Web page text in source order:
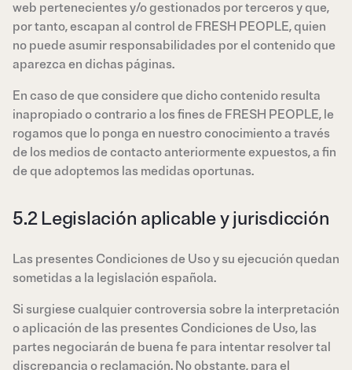
web pertenecientes y/o gestionados por terceros y que,
por tanto, escapan al control de FRESH PEOPLE, quien
no puede asumir responsabilidades por el contenido que
aparezca en dichas páginas.
En caso de que considere que dicho contenido resulta
inapropiado o contrario a los fines de FRESH PEOPLE, le
rogamos que lo ponga en nuestro conocimiento a través
de los medios de contacto anteriormente expuestos, a fin
de que adoptemos las medidas oportunas.
5.2 Legislación aplicable y jurisdicción
Las presentes Condiciones de Uso y su ejecución quedan
sometidas a la legislación española.
Si surgiese cualquier controversia sobre la interpretación
o aplicación de las presentes Condiciones de Uso, las
partes negociarán de buena fe para intentar resolver tal
discrepancia o reclamación. No obstante, para el